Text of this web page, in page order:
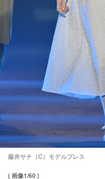
藤井サチ（C）モデルプレス
( 画像1/60 )